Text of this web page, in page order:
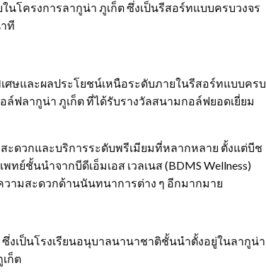
โครงการลากูน่า ภูเก็ต ซึ่งเป็นรีสอร์ทแบบครบวงจร
ที
ศษและผลประโยชน์เหนือระดับภายในรีสอร์ทแบบครบ
ล์ฟลากูน่า ภูเก็ต ที่ได้รับรางวัลสนามกอล์ฟยอดเยี่ยม
ะดวกและบริการระดับพรีเมียมที่หลากหลาย ตั้งแต่บีช
ชั้นนำจากบีดีเอ็มเอส เวลเนส (BDMS Wellness)
วามสะดวกด้านนันทนาการต่าง ๆ อีกมากมาย
งเป็นโรงเรียนอนุบาลนานาชาติชั้นนำตั้งอยู่ในลากูน่า
ก็ต